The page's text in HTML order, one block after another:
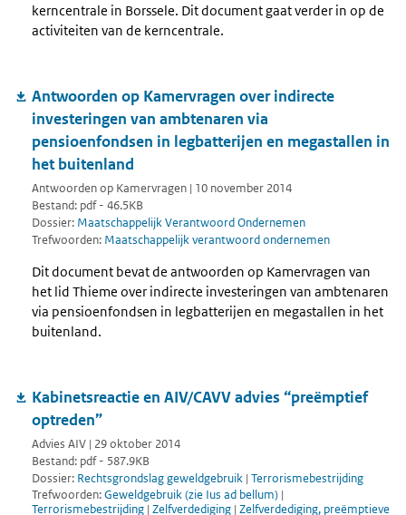
kerncentrale in Borssele. Dit document gaat verder in op de
activiteiten van de kerncentrale.
Antwoorden op Kamervragen over indirecte
investeringen van ambtenaren via
pensioenfondsen in legbatterijen en megastallen in
het buitenland
Antwoorden op Kamervragen | 10 november 2014
Bestand: pdf - 46.5KB
Dossier: Maatschappelijk Verantwoord Ondernemen
Trefwoorden: Maatschappelijk verantwoord ondernemen
Dit document bevat de antwoorden op Kamervragen van
het lid Thieme over indirecte investeringen van ambtenaren
via pensioenfondsen in legbatterijen en megastallen in het
buitenland.
Kabinetsreactie en AIV/CAVV advies “preëmptief
optreden”
Advies AIV | 29 oktober 2014
Bestand: pdf - 587.9KB
Dossier: Rechtsgrondslag geweldgebruik | Terrorismebestrijding
Trefwoorden:Geweldgebruik (zie Ius ad bellum) |
Terrorismebestrijding | Zelfverdediging | Zelfverdediging, preëmptieve